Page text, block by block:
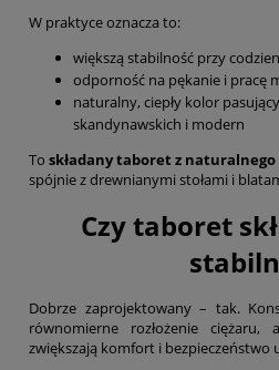
W praktyce oznacza to:
większą stabilność przy
odporność na pękanie i pracę
naturalny, ciepły kolor
skandynawskich i modern
To składany taboret z naturalnego
spójnie z drewnianymi stołami i
Czy taboret
Dobrze zaprojektowany – tak.
równomierne rozłożenie ciężaru,
zwiększają komfort i bezpieczeństwo